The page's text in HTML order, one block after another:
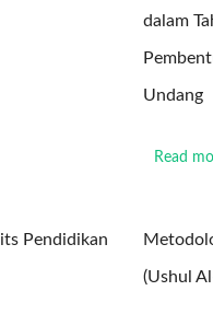
dalam
Undang
Read
Pendidikan
(Ushul